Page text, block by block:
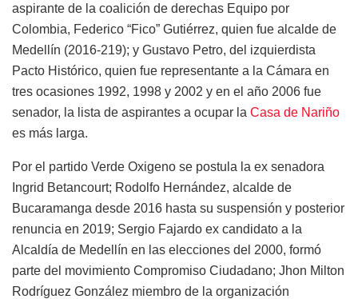
aspirante de la coalición de derechas Equipo por
Colombia, Federico “Fico” Gutiérrez, quien fue alcalde de
Medellín (2016-219); y Gustavo Petro, del izquierdista
Pacto Histórico, quien fue representante a la Cámara en
tres ocasiones 1992, 1998 y 2002 y en el año 2006 fue
senador, la lista de aspirantes a ocupar la Casa de Nariño
es más larga.
Por el partido Verde Oxigeno se postula la ex senadora
Ingrid Betancourt; Rodolfo Hernández, alcalde de
Bucaramanga desde 2016 hasta su suspensión y posterior
renuncia en 2019; Sergio Fajardo ex candidato a la
Alcaldía de Medellín en las elecciones del 2000, formó
parte del movimiento Compromiso Ciudadano; Jhon Milton
Rodríguez González miembro de la organización